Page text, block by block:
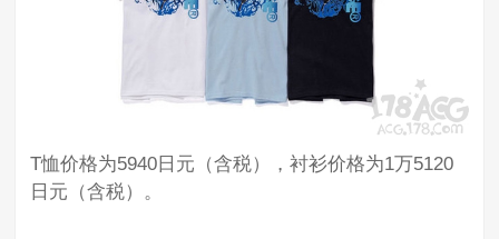
T恤价格为5940日元（含税），衬衫价格为1万5120
日元（含税）。